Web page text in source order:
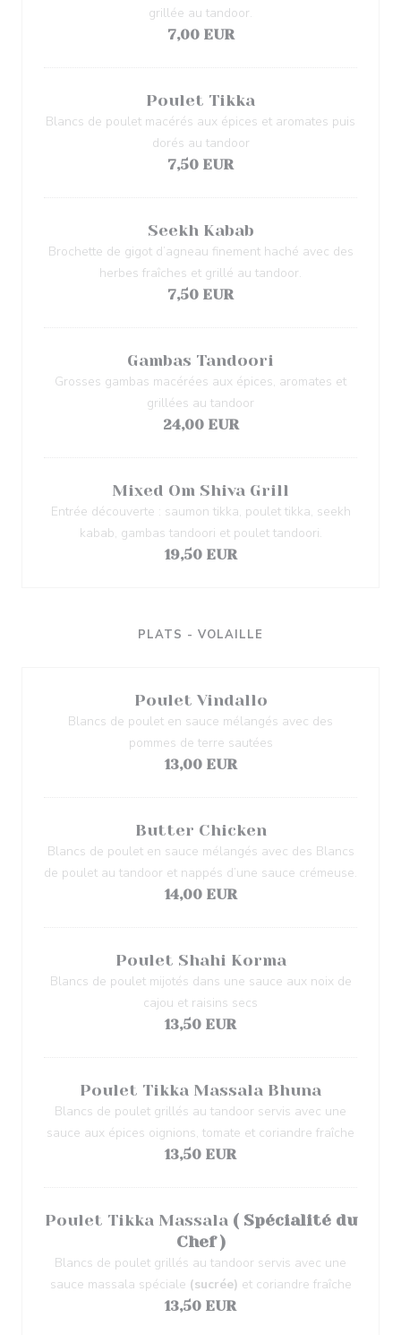
grillée au tandoor.
7,00 EUR
Poulet Tikka
Blancs de poulet macérés aux épices et aromates puis
dorés au tandoor
7,50 EUR
Seekh Kabab
Brochette de gigot d’agneau finement haché avec des
herbes fraîches et grillé au tandoor.
7,50 EUR
Gambas Tandoori
Grosses gambas macérées aux épices, aromates et
grillées au tandoor
24,00 EUR
Mixed Om Shiva Grill
Entrée découverte : saumon tikka, poulet tikka, seekh
kabab, gambas tandoori et poulet tandoori.
19,50 EUR
PLATS - VOLAILLE
Poulet Vindallo
Blancs de poulet en sauce mélangés avec des
pommes de terre sautées
13,00 EUR
Butter Chicken
Blancs de poulet en sauce mélangés avec des Blancs
de poulet au tandoor et nappés d’une sauce crémeuse.
14,00 EUR
Poulet Shahi Korma
Blancs de poulet mijotés dans une sauce aux noix de
cajou et raisins secs
13,50 EUR
Poulet Tikka Massala Bhuna
Blancs de poulet grillés au tandoor servis avec une
sauce aux épices oignions, tomate et coriandre fraîche
13,50 EUR
Poulet Tikka Massala ( Spécialité du
Chef )
Blancs de poulet grillés au tandoor servis avec une
sauce massala spéciale (sucrée) et coriandre fraîche
13,50 EUR